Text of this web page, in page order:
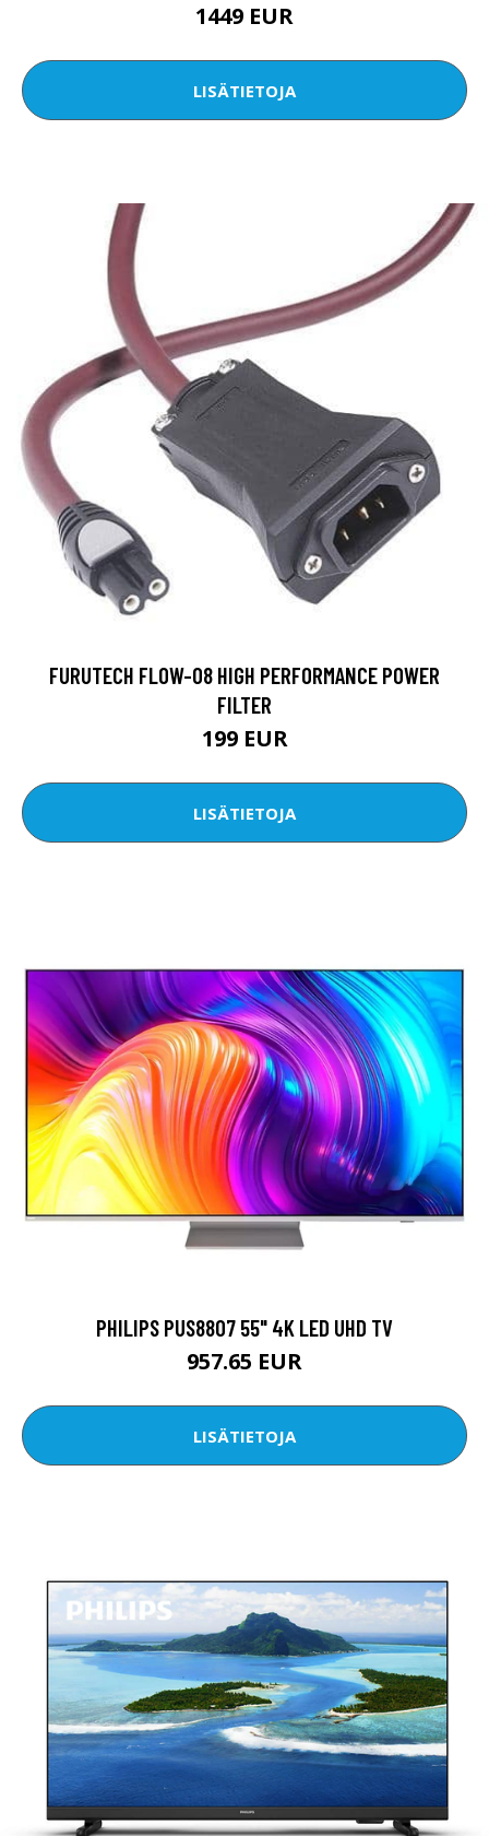
1449 EUR
LISÄTIETOJA
FURUTECH FLOW-08 HIGH PERFORMANCE POWER
FILTER
199 EUR
LISÄTIETOJA
PHILIPS PUS8807 55" 4K LED UHD TV
957.65 EUR
LISÄTIETOJA